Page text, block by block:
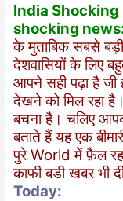
India Shocking
shocking
के मुताबिक सबसे
देशवासियों के लिए
आपने सही पढ़ा है जी
देखने को मिल रहा
बचना है। चलिए
बताते हैं यह एक
पुरे World में फ़ैल
काफी बडी खबर भी
Today: